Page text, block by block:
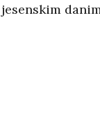
jesenskim